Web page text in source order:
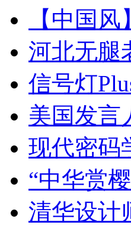
【中国
河北无腿
信号灯
美国发言
现代密
“中华赏
清华设计